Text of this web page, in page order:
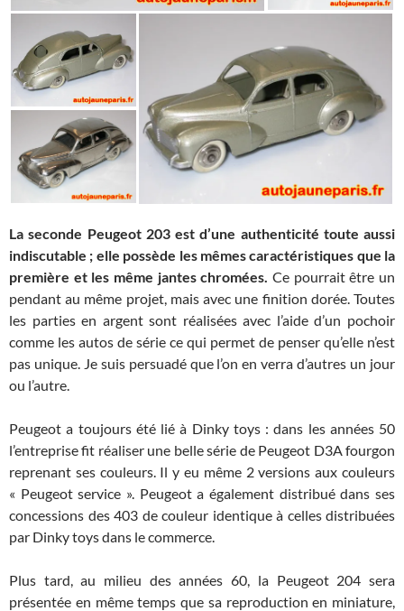
La seconde Peugeot 203 est d’une authenticité toute aussi
indiscutable ; elle possède les mêmes caractéristiques que la
première et les même jantes chromées. Ce pourrait être un
pendant au même projet, mais avec une finition dorée. Toutes
les parties en argent sont réalisées avec l’aide d’un pochoir
comme les autos de série ce qui permet de penser qu’elle n’est
pas unique. Je suis persuadé que l’on en verra d’autres un jour
ou l’autre.
Peugeot a toujours été lié à Dinky toys : dans les années 50
l’entreprise fit réaliser une belle série de Peugeot D3A fourgon
reprenant ses couleurs. Il y eu même 2 versions aux couleurs
« Peugeot service ». Peugeot a également distribué dans ses
concessions des 403 de couleur identique à celles distribuées
par Dinky toys dans le commerce.
Plus tard, au milieu des années 60, la Peugeot 204 sera
présentée en même temps que sa reproduction en miniature,